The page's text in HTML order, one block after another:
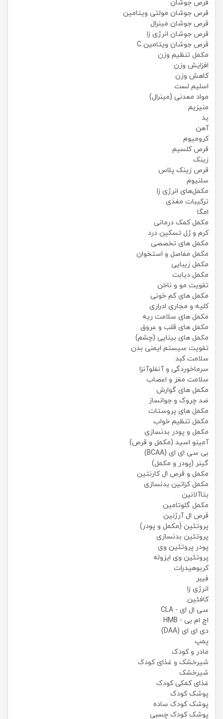
قرص جوشان
قرص جوشان مولتی ویتامین
قرص جوشان مینرال
قرص جوشان انرژی زا
قرص جوشان ویتامین C
مکمل تنظیم وزن
افزایش وزن
کاهش وزن
اسلیم لست
مواد معدنی (مینرال)
منیزیم
ید
آهن
کرومیوم
قرص کلسیم
زینک
قرص زینک پلاس
سلنیوم
مکمل‌های انرژی زا
ترکیبات مغذی
امگا
مکمل کمک درمانی
کرم و ژل تسکین درد
مکمل های تخصصی
مکمل مفاصل و استخوان
مکمل زیبایی
مکمل دیابت
تقویت مو و ناخن
مکمل های کم خونی
کلیه و مجاری ادراری
مکمل های سلامت ریه
مکمل های قلب و عروق
مکمل های بینایی (چشم)
تقویت سیستم ایمنی بدن
سلامت کبد
سرماخوردگی و آنفلوآنزا
سلامت مغز و اعصاب
مکمل های گوارش
ضد چروک و جوانساز
مکمل های پروستات
مکمل تنظیم خواب
مکمل و پودر بدنسازی
آمینو اسید (مکمل و قرص)
بی سی ای ای (BCAA)
گینر (پودر و مکمل)
مکمل و قرص ال کارنتین
مکمل کراتین بدنسازی
بتاآلانین
مکمل گلوتامین
قرص ال آرژنین
پروتئین (مکمل و پودر)
پروتئین بدنسازی
پودر پروتئین وی
پروتئین وی ایزوله
کربوهیدرات
فیبر
انرژی زا
کافئین
سی ال ای - CLA
اچ ام بی - HMB
دی ای ای (DAA)
پمپ
مادر و کودک
شیرخشک و غذای کودک
شیرخشک
غذای کمکی کودک
پوشک کودک
پوشک کودک ساده
پوشک کودک چسبی